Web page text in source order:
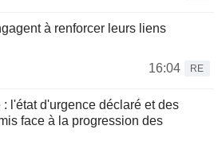
à renforcer leurs liens
16:04
RE
l'état d'urgence déclaré et des
face à la progression des